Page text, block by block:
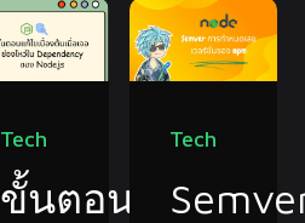
Tech
ขั้นตอน
Tech